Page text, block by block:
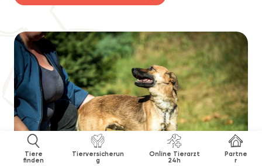
Tiere
finden
Tierversicherun
g
Online Tierarzt
24h
Partne
r